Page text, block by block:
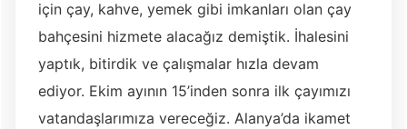
için çay, kahve, yemek gibi imkanları olan çay
bahçesini hizmete alacağız demiştik. İhalesini
yaptık, bitirdik ve çalışmalar hızla devam
ediyor. Ekim ayının 15’inden sonra ilk çayımızı
vatandaşlarımıza vereceğiz. Alanya’da ikamet